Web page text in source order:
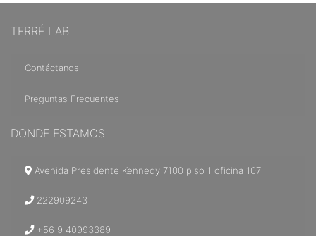
TERRÉ LAB
Contáctanos
Preguntas Frecuentes
DONDE ESTAMOS
Avenida Presidente Kennedy 7100 piso 1 oficina 107
222909243
+56 9 40993389